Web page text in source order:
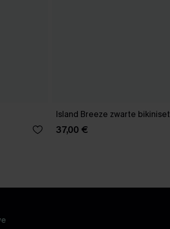
Island Breeze zwarte bikiniset
37,00 €